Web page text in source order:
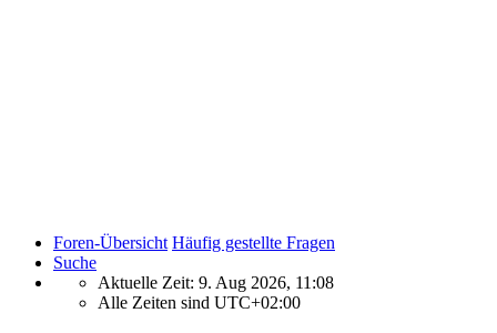
Foren-Übersicht Häufig gestellte Fragen
Suche
Aktuelle Zeit: 9. Aug 2026, 11:08
Alle Zeiten sind UTC+02:00